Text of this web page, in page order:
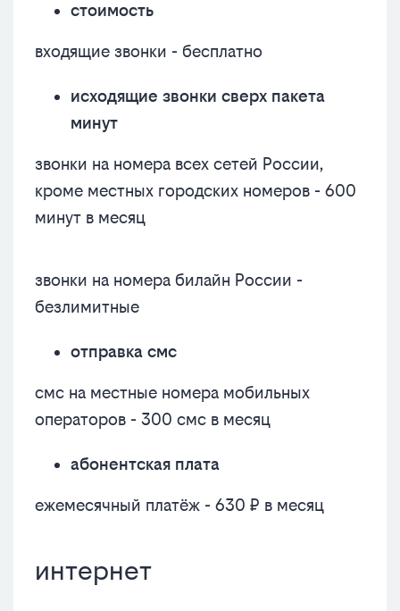
стоимость
входящие звонки - бесплатно
исходящие звонки сверх пакета
минут
звонки на номера всех сетей России,
кроме местных городских номеров - 600
минут в месяц
звонки на номера билайн России -
безлимитные
отправка смс
смс на местные номера мобильных
операторов - 300 смс в месяц
абонентская плата
ежемесячный платёж - 630 ₽ в месяц
интернет